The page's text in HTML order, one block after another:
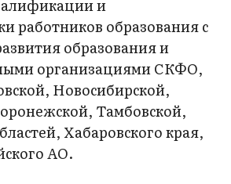
и
работников образования с
образования и
организациями СКФО,
Новосибирской,
Тамбовской,
Хабаровского края,
АО.